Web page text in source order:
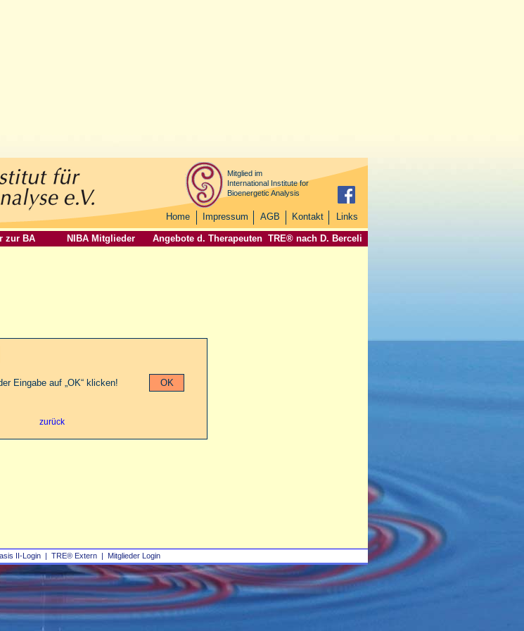
II‑Login | TRE® Extern | Mitglieder Login
Mitglied im
International Institute for
Bioenergetic Analysis
Home Impressum AGB Kontakt Links
zur BA NIBA Mitglieder Angebote d. Therapeuten TRE® nach D. Berceli
Eingabe auf „OK“ klicken!
zurück